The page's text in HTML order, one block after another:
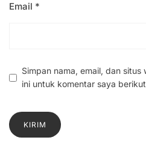
Email *
Simpan nama, email, dan
ini untuk komentar saya